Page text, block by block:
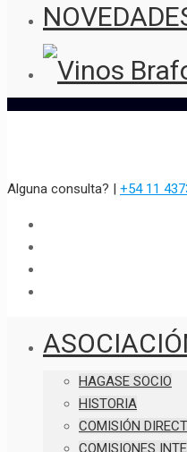
Alguna consulta? | +54 11
HAGASE SOCIO
HISTORIA
COMISIÓN
COMISIONES